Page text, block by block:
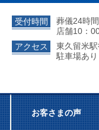
受付時間
葬儀24時
店舗10：
アクセス
東久留米
駐車場あり
お客さまの声